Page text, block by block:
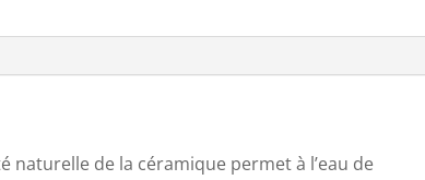
naturelle de la céramique permet à l’eau de